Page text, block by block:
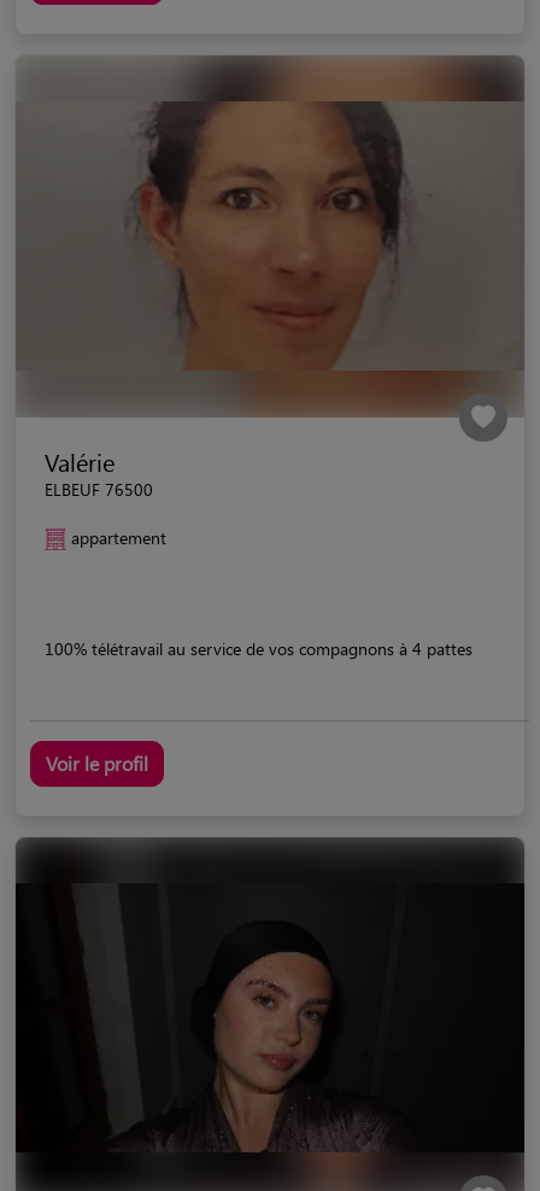
Valérie
ELBEUF 76500
appartement
100% télétravail au service de vos compagnons à 4 pattes
Voir le profil